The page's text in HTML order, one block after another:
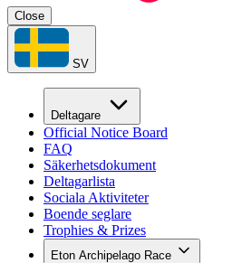
Close
SV
Deltagare
Official Notice Board
FAQ
Säkerhetsdokument
Deltagarlista
Sociala Aktiviteter
Boende seglare
Trophies & Prizes
Eton Archipelago Race